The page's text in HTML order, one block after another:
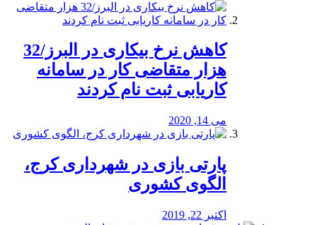
کاهش نرخ بیکاری در البرز/32
هزار متقاضی کار در سامانه
کاریابی ثبت نام کردند
می 14, 2020
پارتی بازی در شهرداری کرج،
الگوی کشوری
اکتبر 22, 2019